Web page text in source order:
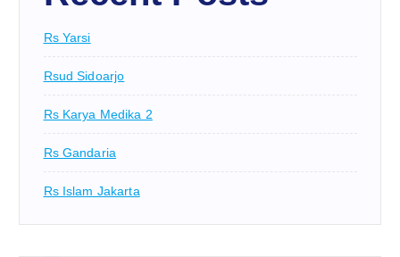
Rs Yarsi
Rsud Sidoarjo
Rs Karya Medika 2
Rs Gandaria
Rs Islam Jakarta